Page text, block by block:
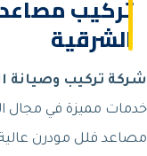
تركيب
الشرقية
شركة تركيب وصيانة
خدمات مميزة في مجال
مصاعد فلل مودرن